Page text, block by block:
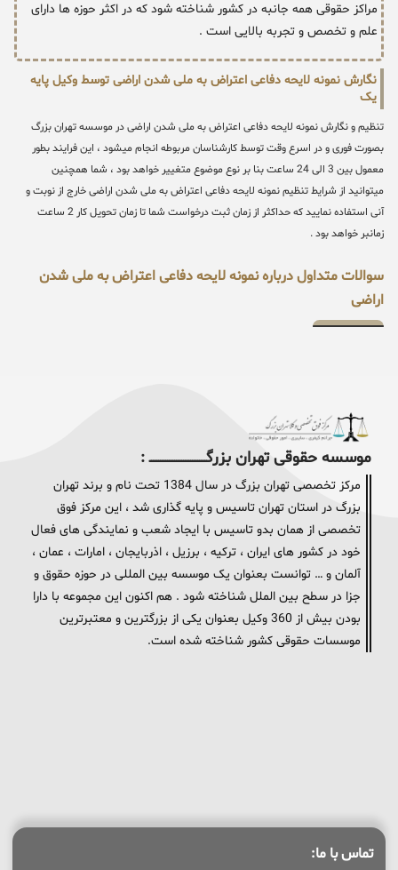
مراکز حقوقی همه جانبه در کشور شناخته شود که در اکثر حوزه ها دارای
علم و تخصص و تجربه بالایی است .
نگارش نمونه لایحه دفاعی اعتراض به ملی شدن اراضی توسط وکیل پایه
یک
تنظیم و نگارش نمونه لایحه دفاعی اعتراض به ملی شدن اراضی در موسسه تهران بزرگ
بصورت فوری و در اسرع وقت توسط کارشناسان مربوطه انجام میشود ، این فرایند بطور
معمول بین 3 الی 24 ساعت بنا بر نوع موضوع متغییر خواهد بود ، شما همچنین
میتوانید از شرایط تنظیم نمونه لایحه دفاعی اعتراض به ملی شدن اراضی خارج از نوبت و
آنی استفاده نمایید که حداکثر از زمان ثبت درخواست شما تا زمان تحویل کار 2 ساعت
زمانبر خواهد بود .
سوالات متداول درباره نمونه لایحه دفاعی اعتراض به ملی شدن
اراضی
موسسه حقوقی تهران بزرگــــــــــــــــــــــــــــــــ :
مرکز تخصصی تهران بزرگ در سال 1384 تحت نام و برند تهران
بزرگ در استان تهران تاسیس و پایه گذاری شد ، این مرکز فوق
تخصصی از همان بدو تاسیس با ایجاد شعب و نمایندگی های فعال
خود در کشور های ایران ، ترکیه ، برزیل ، اذربایجان ، امارات ، عمان ،
آلمان و … توانست بعنوان یک موسسه بین المللی در حوزه حقوق و
جزا در سطح بین الملل شناخته شود . هم اکنون این مجموعه با دارا
بودن بیش از 360 وکیل بعنوان یکی از بزرگترین و معتبرترین
موسسات حقوقی کشور شناخته شده است.
تماس با ما: